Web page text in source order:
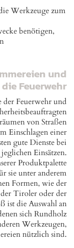
Werkzeuge zum
benötigen,
und
die Feuerwehr
Feuerwehr und
von Straßen
Einschlagen einer
gute Dienste bei
jeglichen Einsätzen.
Produktpalette
sie unter anderem
Formen, wie der
Tiroler oder der
ist die Auswahl an
sich Rundholz
Werkzeugen,
nützlich sind.